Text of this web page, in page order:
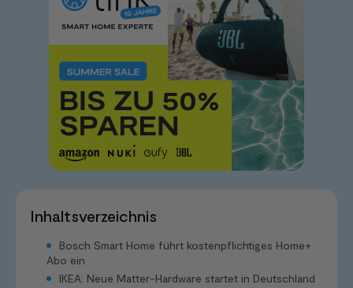
Inhaltsverzeichnis
Bosch Smart Home führt kostenpflichtiges Home+
Abo ein
IKEA: Neue Matter-Hardware startet in Deutschland